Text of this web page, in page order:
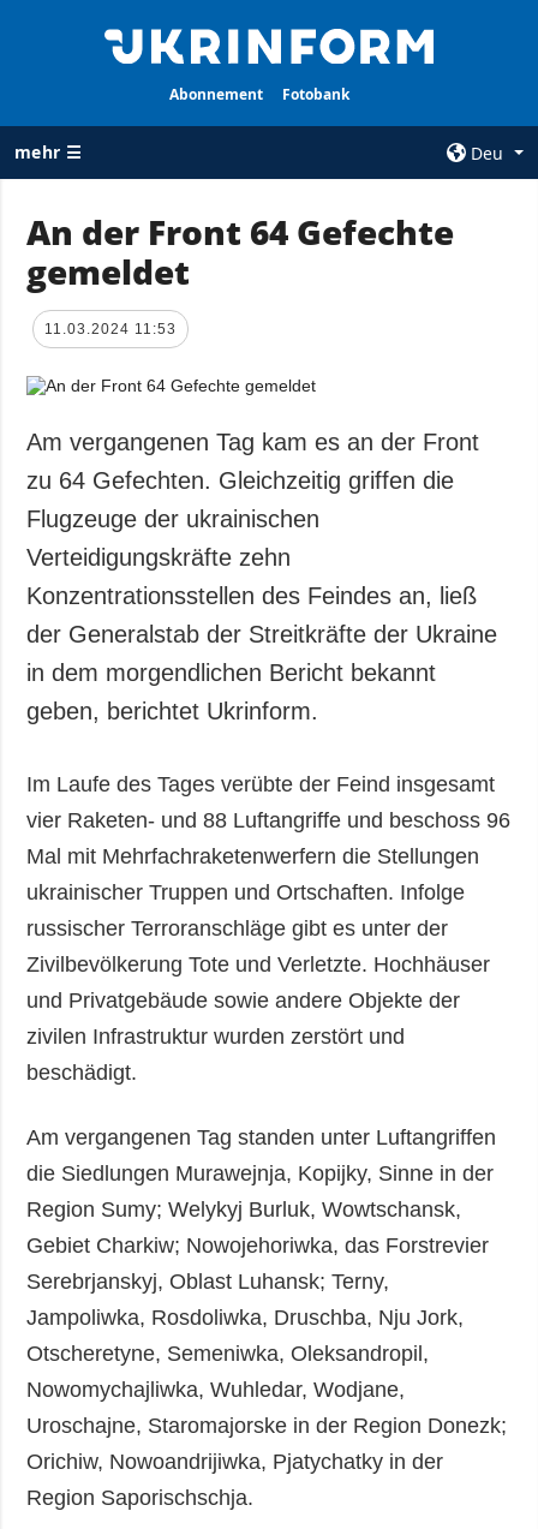
Abonnement Fotobank
mehr ☰
Deu
ALLE
Krieg
der Ukraine
Politik
Wirtschaft
Militär
Gesellschaft und
Kultur
Notstand und
Notfälle
Vertraulichkeit
und zum Schutz
personenbezogener
ZUSÄTZLICH
Interview
Fotos
Video
LEISTUNGEN
Fotobank
An der Front 64 Gefechte
gemeldet
11.03.2024 11:53
Am vergangenen Tag kam es an der Front
zu 64 Gefechten. Gleichzeitig griffen die
Flugzeuge der ukrainischen
Verteidigungskräfte zehn
Konzentrationsstellen des Feindes an, ließ
der Generalstab der Streitkräfte der Ukraine
in dem morgendlichen Bericht bekannt
geben, berichtet Ukrinform.
Im Laufe des Tages verübte der Feind insgesamt
vier Raketen- und 88 Luftangriffe und beschoss 96
Mal mit Mehrfachraketenwerfern die Stellungen
ukrainischer Truppen und Ortschaften. Infolge
russischer Terroranschläge gibt es unter der
Zivilbevölkerung Tote und Verletzte. Hochhäuser
und Privatgebäude sowie andere Objekte der
zivilen Infrastruktur wurden zerstört und
beschädigt.
Am vergangenen Tag standen unter Luftangriffen
die Siedlungen Murawejnja, Kopijky, Sinne in der
Region Sumy; Welykyj Burluk, Wowtschansk,
Gebiet Charkiw; Nowojehoriwka, das Forstrevier
Serebrjanskyj, Oblast Luhansk; Terny,
Jampoliwka, Rosdoliwka, Druschba, Nju Jork,
Otscheretyne, Semeniwka, Oleksandropil,
Nowomychajliwka, Wuhledar, Wodjane,
Uroschajne, Staromajorske in der Region Donezk;
Orichiw, Nowoandrijiwka, Pjatychatky in der
Region Saporischschja.